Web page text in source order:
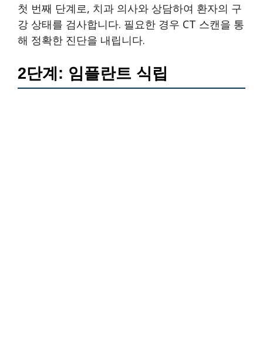
첫 번째 단계로, 치과 의사와 상담하여 환자의 구
강 상태를 검사합니다. 필요한 경우 CT 스캔을 통
해 정확한 진단을 내립니다.
2단계: 임플란트 식립